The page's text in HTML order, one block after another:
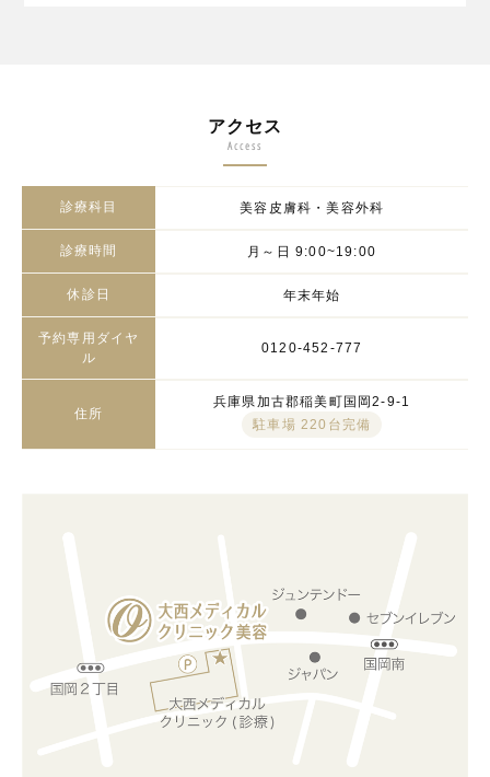
アクセス
Access
診療科目 美容皮膚科・美容外科
診療時間 月～日 9:00~19:00
休診日 年末年始
予約専用ダイヤ
ル
0120-452-777
住所
兵庫県加古郡稲美町国岡2-9-1
駐車場 220台完備